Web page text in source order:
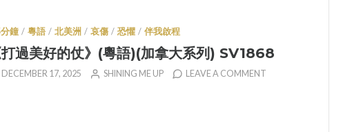
鐘 / 粵語 / 北美洲 / 哀傷 / 恐懼 / 伴我啟程
打過美好的仗》(粵語)(加拿大系列) SV1868
DECEMBER 17, 2025 SHINING ME UP LEAVE A COMMENT